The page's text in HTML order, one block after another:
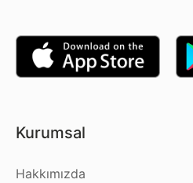
Kurumsal
Hakkımızda